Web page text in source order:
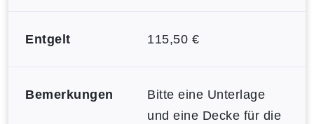
Entgelt 115,50 €
Bemerkungen
Bitte eine Unterlage
und eine Decke für die